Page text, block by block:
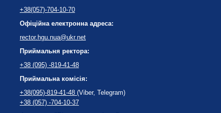
+38(057)-704-10-70
Офіційна електронна адреса:
rector.hgu.nua@ukr.net
Приймальня ректора:
+38 (095) -819-41-48
Приймальна комісія:
+38(095)-819-41-48 (Viber, Telegram)
+38 (057) -704-10-37